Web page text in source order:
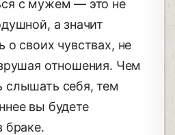
с мужем — это не
а значит
о своих чувствах, не
отношения. Чем
слышать себя, тем
вы будете
браке.